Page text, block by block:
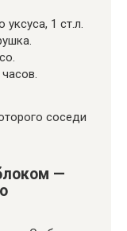
1 ст.л.
соседи
—